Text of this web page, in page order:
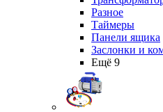
Разное
Таймеры
Панели ящика
Заслонки и
Ещё 9